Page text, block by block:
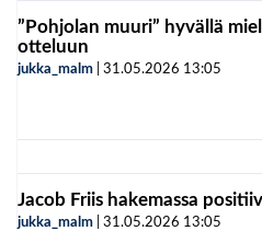
”Pohjolan muuri” hyvällä
otteluun
jukka_malm 31.05.2026 13:05
Jacob Friis hakemassa
jukka_malm 31.05.2026 13:05